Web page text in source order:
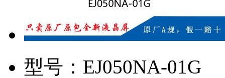
型号： EJ050NA-01G